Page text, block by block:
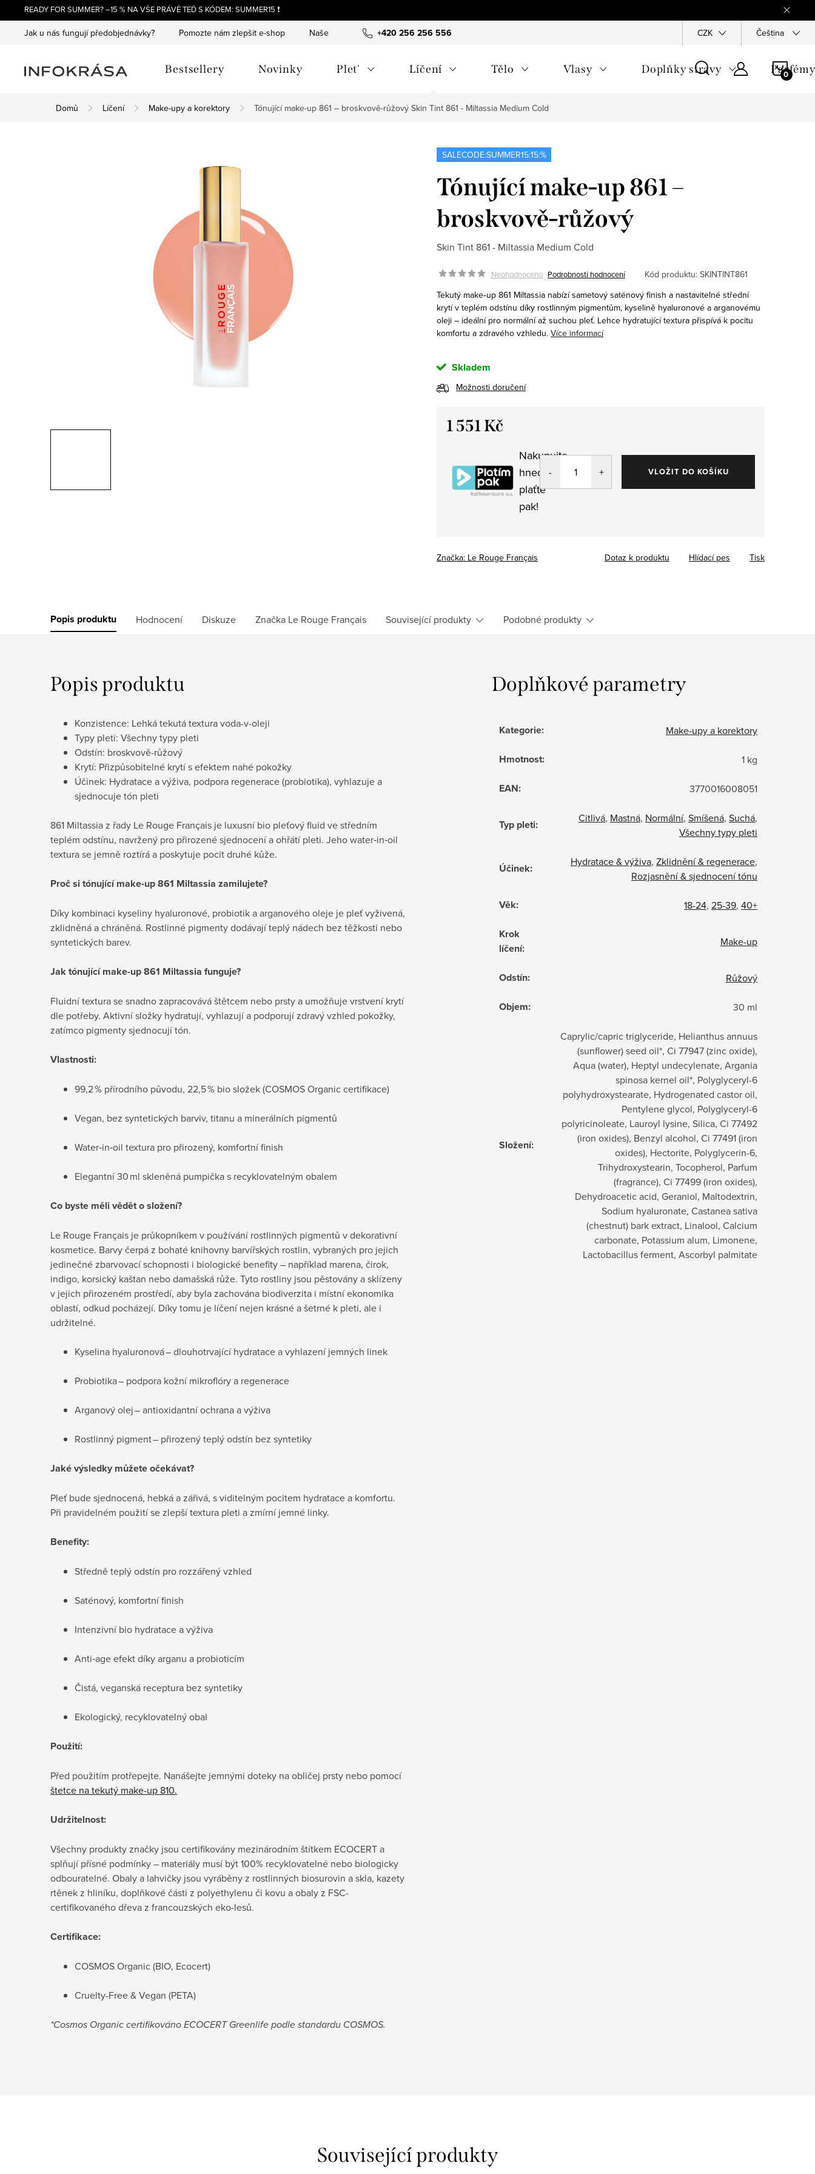
na
obsah
READY FOR SUMMER? –15 % NA VŠE PRÁVĚ TEĎ S KÓDEM: SUMMER15 ❗
+420 256 256 556
Jak u nás fungují předobjednávky? Pomozte nám zlepšit e-shop Naše tipy a příběhy O nás Ochrana osobních údajů Všeobecné
CZK Čeština
Bestsellery Novinky Plet' Líčení Tělo Vlasy Doplňky stravy Parfémy
Domů Líčení Make-upy a korektory Tónující make-up 861 – broskvově-růžový Skin Tint 861 - Miltassia Medium Cold
SALECODE:SUMMER15:15:%
Tónující make-up 861 –
broskvově-růžový
Skin Tint 861 - Miltassia Medium Cold
Neohodnoceno Podrobnosti hodnocení Kód produktu: SKINTINT861
Tekutý make‑up 861 Miltassia nabízí sametový saténový finish a nastavitelné střední
krytí v teplém odstínu díky rostlinným pigmentům, kyselině hyaluronové a arganovému
oleji – ideální pro normální až suchou pleť. Lehce hydratující textura přispívá k pocitu
komfortu a zdravého vzhledu. Více informací
Skladem
Možnosti doručení
1 551 Kč
Nakupujte
hned,
plaťte
pak!
VLOŽIT DO KOŠÍKU
Značka: Le Rouge Français Tisk
Dotaz k produktu Hlídací pes
Popis produktu Hodnocení Diskuze Značka Le Rouge Français Související produkty Podobné produkty
Popis produktu
Konzistence: Lehká tekutá textura voda-v-oleji
Typy pleti: Všechny typy pleti
Odstín: broskvově-růžový
Krytí: Přizpůsobitelné krytí s efektem nahé pokožky
Účinek: Hydratace a výživa, podpora regenerace (probiotika), vyhlazuje a
sjednocuje tón pleti
861 Miltassia z řady Le Rouge Français je luxusní bio pleťový fluid ve středním
teplém odstínu, navržený pro přirozené sjednocení a ohřátí pleti. Jeho water‑in‑oil
textura se jemně roztírá a poskytuje pocit druhé kůže.
Proč si tónující make-up861 Miltassia zamilujete?
Díky kombinaci kyseliny hyaluronové, probiotik a arganového oleje je pleť vyživená,
zklidněná a chráněná. Rostlinné pigmenty dodávají teplý nádech bez těžkosti nebo
syntetických barev.
Jaktónující make-up861 Miltassia funguje?
Fluidní textura se snadno zapracovává štětcem nebo prsty a umožňuje vrstvení krytí
dle potřeby. Aktivní složky hydratují, vyhlazují a podporují zdravý vzhled pokožky,
zatímco pigmenty sjednocují tón.
Vlastnosti:
99,2 % přírodního původu, 22,5 % bio složek (COSMOS Organic certifikace)
Vegan, bez syntetických barviv, titanu a minerálních pigmentů
Water‑in‑oil textura pro přirozený, komfortní finish
Elegantní 30 ml skleněná pumpička s recyklovatelným obalem
Co byste měli vědět o složení?
Le Rouge Français je průkopníkem v používání rostlinných pigmentů v dekorativní
kosmetice. Barvy čerpá z bohaté knihovny barvířských rostlin, vybraných pro jejich
jedinečné zbarvovací schopnosti i biologické benefity – například marena, čirok,
indigo, korsický kaštan nebo damašská růže. Tyto rostliny jsou pěstovány a sklízeny
v jejich přirozeném prostředí, aby byla zachována biodiverzita i místní ekonomika
oblastí, odkud pocházejí. Díky tomu je líčení nejen krásné a šetrné k pleti, ale i
udržitelné.
Kyselina hyaluronová – dlouhotrvající hydratace a vyhlazení jemných linek
Probiotika – podpora kožní mikroflóry a regenerace
Arganový olej – antioxidantní ochrana a výživa
Rostlinný pigment – přirozený teplý odstín bez syntetiky
Jaké výsledky můžete očekávat?
Pleť bude sjednocená, hebká a zářivá, s viditelným pocitem hydratace a komfortu.
Při pravidelném použití se zlepší textura pleti a zmírní jemné linky.
Benefity:
Středně teplý odstín pro rozzářený vzhled
Saténový, komfortní finish
Intenzivní bio hydratace a výživa
Anti‑age efekt díky arganu a probioticím
Čistá, veganská receptura bez syntetiky
Ekologický, recyklovatelný obal
Použití:
Před použitím protřepejte. Nanášejte jemnými doteky na obličej prsty nebo pomocí
štetce na tekutý make-up 810.
Udržitelnost:
Všechny produkty značky jsou certifikovány mezinárodním štítkem ECOCERT a
splňují přísné podmínky – materiály musí být 100% recyklovatelné nebo biologicky
odbouratelné. Obaly a lahvičky jsou vyráběny z rostlinných biosurovin a skla, kazety
rtěnek z hliníku, doplňkové části z polyethylenu či kovu a obaly z FSC-
certifikovaného dřeva z francouzských eko-lesů.
Certifikace:
COSMOS Organic (BIO, Ecocert)
Cruelty-Free & Vegan (PETA)
*Cosmos Organic certifikováno ECOCERT Greenlife podle standardu COSMOS.
Doplňkové parametry
Kategorie: Make-upy a korektory
Hmotnost: 1 kg
EAN: 3770016008051
Typ pleti: Citlivá, Mastná, Normální, Smíšená, Suchá,
Všechny typy pleti
Účinek: Hydratace & výživa, Zklidnění & regenerace,
Rozjasnění & sjednocení tónu
Věk: 18-24, 25-39, 40+
Krok
líčení: Make-up
Odstín: Růžový
Objem: 30 ml
Složení:
Caprylic/capric triglyceride, Helianthus annuus
(sunflower) seed oil*, Ci 77947 (zinc oxide),
Aqua (water), Heptyl undecylenate, Argania
spinosa kernel oil*, Polyglyceryl-6
polyhydroxystearate, Hydrogenated castor oil,
Pentylene glycol, Polyglyceryl-6
polyricinoleate, Lauroyl lysine, Silica, Ci 77492
(iron oxides), Benzyl alcohol, Ci 77491 (iron
oxides), Hectorite, Polyglycerin-6,
Trihydroxystearin, Tocopherol, Parfum
(fragrance), Ci 77499 (iron oxides),
Dehydroacetic acid, Geraniol, Maltodextrin,
Sodium hyaluronate, Castanea sativa
(chestnut) bark extract, Linalool, Calcium
carbonate, Potassium alum, Limonene,
Lactobacillus ferment, Ascorbyl palmitate
Související produkty